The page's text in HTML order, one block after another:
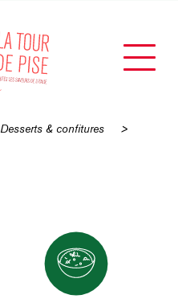
Desserts & confitures
>